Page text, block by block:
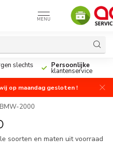
MENU
slechts Persoonlijke
klantenservice
op maandag gesloten !
2000
soorten en maten uit voorraad